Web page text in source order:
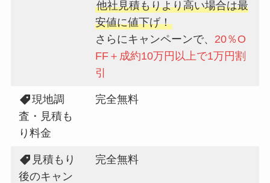
他社見積もりより高い場合は最
安値に値下げ！
さらにキャンペーンで、 20％O
FF＋成約10万円以上で1万円割
引
現地調
査・見積も
り料金
完全無料
見積もり
後のキャン
完全無料